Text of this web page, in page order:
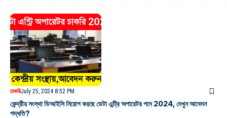
চাকরিJuly 25, 2024 8:52 PM
কেন্দ্রীয় সংস্থা ডিআইসি নিয়োগ করছে ডেটা এন্ট্রি অপারেটর পদে 2024, দেখুন আবেদন
পদ্ধতি?